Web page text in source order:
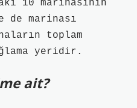
10 marinasının
de marinası
toplam
yeridir.
ait?